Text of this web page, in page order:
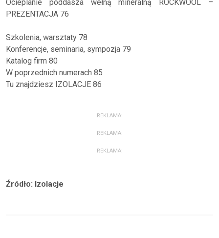
Ocieplanie poddasza wełną mineralną ROCKWOOL –
PREZENTACJA 76
Szkolenia, warsztaty 78
Konferencje, seminaria, sympozja 79
Katalog firm 80
W poprzednich numerach 85
Tu znajdziesz IZOLACJE 86
REKLAMA:
REKLAMA:
REKLAMA:
Źródło: Izolacje